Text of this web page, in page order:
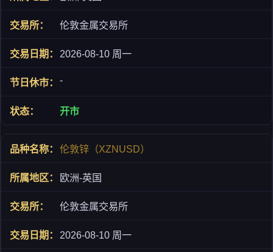
伦敦金属交易所
2026-08-10 周一
-
开市
伦敦锌（XZNUSD）
欧洲-英国
伦敦金属交易所
2026-08-10 周一